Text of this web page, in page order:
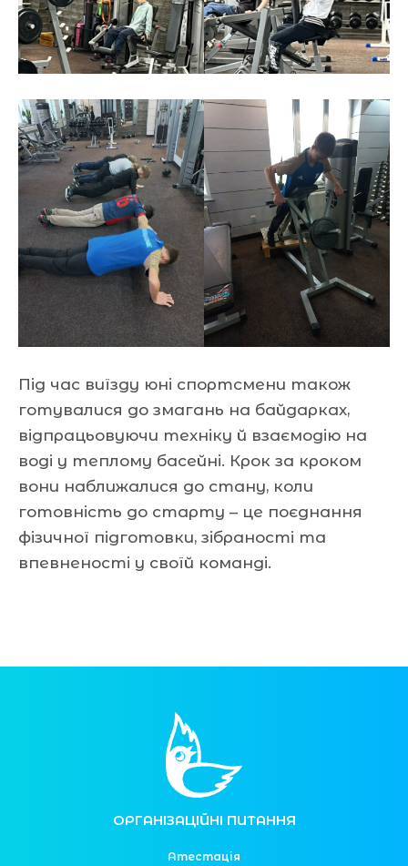
Під час виїзду юні спортсмени також
готувалися до змагань на байдарках,
відпрацьовуючи техніку й взаємодію на
воді у теплому басейні. Крок за кроком
вони наближалися до стану, коли
готовність до старту – це поєднання
фізичної підготовки, зібраності та
впевненості у своїй команді.
ОРГАНІЗАЦІЙНІ ПИТАННЯ
Атестація